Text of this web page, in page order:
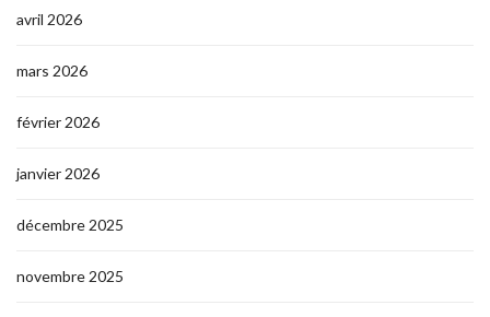
avril 2026
mars 2026
février 2026
janvier 2026
décembre 2025
novembre 2025